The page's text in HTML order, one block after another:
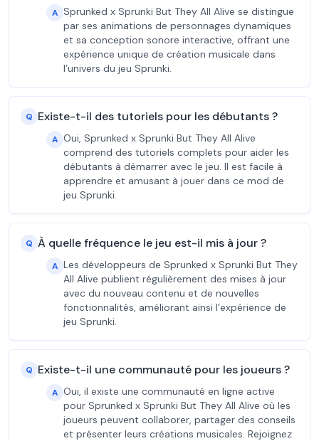
A Sprunked x Sprunki But They All Alive se distingue
par ses animations de personnages dynamiques
et sa conception sonore interactive, offrant une
expérience unique de création musicale dans
l’univers du jeu Sprunki.
Q Existe-t-il des tutoriels pour les débutants ?
A Oui, Sprunked x Sprunki But They All Alive
comprend des tutoriels complets pour aider les
débutants à démarrer avec le jeu. Il est facile à
apprendre et amusant à jouer dans ce mod de
jeu Sprunki.
Q À quelle fréquence le jeu est-il mis à jour ?
A Les développeurs de Sprunked x Sprunki But They
All Alive publient régulièrement des mises à jour
avec du nouveau contenu et de nouvelles
fonctionnalités, améliorant ainsi l’expérience de
jeu Sprunki.
Q Existe-t-il une communauté pour les joueurs ?
A Oui, il existe une communauté en ligne active
pour Sprunked x Sprunki But They All Alive où les
joueurs peuvent collaborer, partager des conseils
et présenter leurs créations musicales. Rejoignez